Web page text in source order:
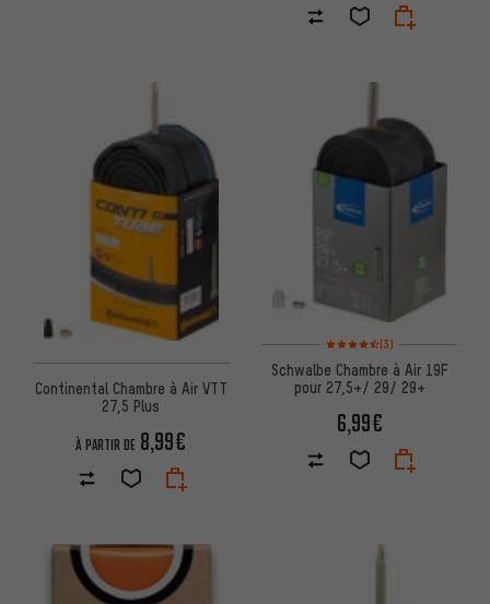
Continental Chambre à Air VTT
27,5 Plus
À PARTIR DE 8,99€
Note moyenne : 4,5 sur 5
(3)
Schwalbe Chambre à Air 19F
pour 27,5+/ 29/ 29+
6,99€